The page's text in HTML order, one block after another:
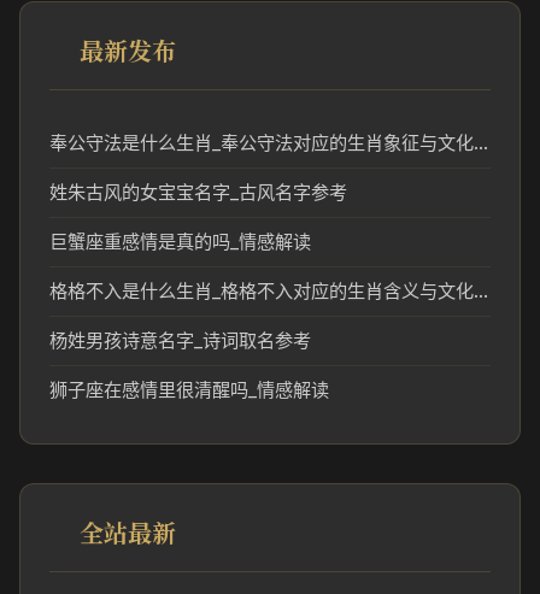
最新发布
奉公守法是什么生肖_奉公守法对应的生肖象征与文化解读
姓朱古风的女宝宝名字_古风名字参考
巨蟹座重感情是真的吗_情感解读
格格不入是什么生肖_格格不入对应的生肖含义与文化解读
杨姓男孩诗意名字_诗词取名参考
狮子座在感情里很清醒吗_情感解读
全站最新